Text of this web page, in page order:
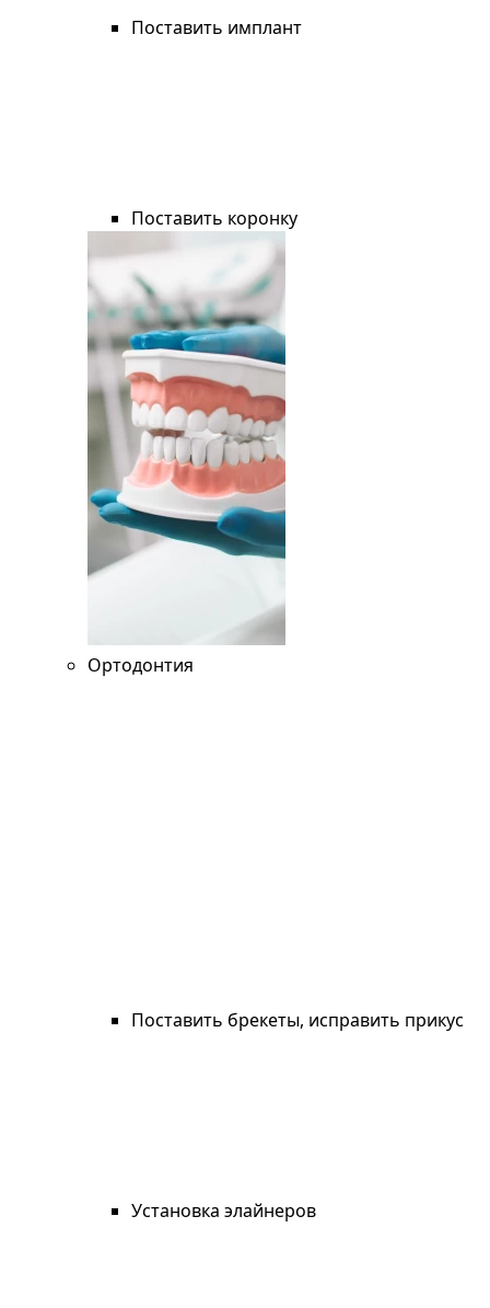
Поставить имплант
Поставить коронку
Ортодонтия
Поставить брекеты, исправить прикус
Установка элайнеров